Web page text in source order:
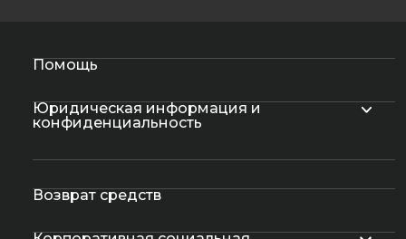
Помощь
Юридическая информация и
конфиденциальность
Возврат средств